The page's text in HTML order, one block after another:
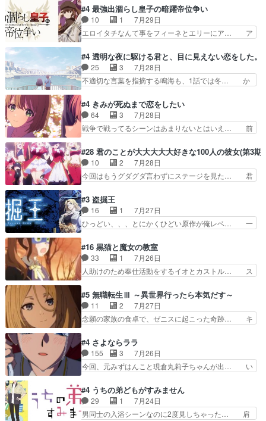
油を注ぐターニャの勝利軍… 犠牲を払っても良い
ならお前たちが前線へ行… 戦闘がアッサリし過ぎ
じゃない？戦争がメイ…
見た目もうただのロボでしかないんだよ… 俺らの
汗拭きそりゃいやだろwwバトー＆ト… イノセン
スの元となった回だけど、ガイノイ… アダム・リ
ンクやジェイムスン(教授)型サ… アンドロイドも
センスの土台になったエピ… コミカルなのにも慣
れてきました。１話でし… ロボットの反乱は今と
なっては良くある話し…
#4 最強出涸らし皇子の暗躍帝位争い
10 1
7月29日
エロイタチなんて事をフィーネとエリーにア… ア
スターを呼ぶ笛？黒幕は狩猟祭とは関係… 平凡な
少女に見える眼鏡w眼鏡属性は持ち合… 神アニ
メ、ケテーイ！「騎士狩猟祭、前夜の… フィーネ
がアルノルトに活躍してもらいたが… 第４話を
とフィーネの２度目のデート出… マジできな臭い
ぞ帝位争い。姉からの刺客を… ふぃーねと町の様
子を見に行ったら町中で窃…
#4 透明な夜に駆ける君と、目に見えない恋をした。
25 3
7月28日
不適切な言葉を指摘する鳴海も、1話では冬… か
接していいのかわからず戸惑うかけるも… 盲目だ
と相手の表情も分からないからどう思… 今期のバ
ックナンバーみたいなOPアニメ。… 初デートで
冬月を笑わせようとする姿も冬月… 特に大きな事
を笑わせようとする姿も冬月… 3話までは主人公
がどうでもいいことでずっ… 花火購入に浅草へ…
行き当たりばったり訪問…
#4 きみが死ぬまで恋をしたい
64 3
7月28日
戦争で戦ってるシーンはあまりないとはいえ… 前
の存在で揺らぐ14クラス約束された死… ミミの
秘密をあっさり受け入れたのは拍子抜… 蘇生魔法
って下衆い国なら進退窮まったら手… 蘇生魔法ヤ
バイけどミミいなかったら詰んで… アニメオタク
うございました！アリとセイ… ごめん、そういう
話がしたい作品じゃないの… 第４話感想：その口
止め効果あるかな？ミミ…
#28 君のことが大大大大大好きな100人の彼女(第3期)
10 2
7月28日
今回はもうグダグダ言わずにステージを見た… 君
カノ版ラブライブ！？こういうのは人… 俺、みん
なのレッスン動画をDVDが焼きき… アナウンス
役で出演いたしましたみんなのア… 恋太郎ファミ
リーがガチでアイドルに挑戦！… ギャグギャグし
カノGirlfrien… 『アイドル伝説恋太郎ファミリ
ー』にて「ア… 安木路佐ウル子役で出演いたしま
したクォリ…
#3 盗掘王
16 1
7月27日
ひっどい、、、とにかくひどい原作が俺レベ… 一
美咲さんと言えば幼女！アイマスの市原… 遼河は
目的の為には人命も軽視するタイプの… 4つのス
キルが揃う。広い墓を捜索中、遼河… 村正はそん
なおどろおどろしいエピソードあ… 気持ちよくし
レベのアニメ制作を日本に奪… 予言で正体がバレ
る、もう騙し討ちは出来な… 村正の墓、アニメで
見ると一杯で怖いな。ア…
#16 黒猫と魔女の教室
33 1
7月26日
人助けのため奉仕活動をするイオとカストル… ス
とカストルの共通点は、魔法の制御が出… 椋鳥の
大群て…住民から迷惑がられてない？… キングコ
ングor進撃の巨人牡羊座のアルデ… スピカ・イ
オ・カストルという組み合わせ。… 有り余るパワ
みかたが雑になってきてるな… イキりカストルは
怖がりやったかあスピカな… 鏡の世界への突入と
新たな依頼サブタイトル…
#5 無職転生Ⅲ ～異世界行ったら本気だす～
11 2
7月27日
念願の家族の食卓で、ゼニスに起こった奇跡… キ
ナリーゼの悪魔の囁きwクリフとエリナ… 悪魔の
囁きやめてくださいwおい、1番重要… ゼニスも
感情が出てきてて良い方向に進んで… 第５話を
ABEMAで視聴しました。視聴に… クリフとエリ
相変わらずで草ルディ君釣り… ルーデウスにシル
フィエットとロキシーとの… 離れ離れになったり
別れがあったり絶望の大…
#4 さよならララ
155 3
7月26日
今回、元みずはんこと現倉丸莉子ちゃんが出… い
様とは...本当の愛とは...なんぞ… テンポの良いボ
ケとツッコミで笑わせつつ、… この作品、ストー
リーにも登場人物にも全く… 家で机に向かってる
#4 うちの弟どもがすみません
29 1
7月24日
男同士の入浴シーンなのに2度見しちゃった… 肩